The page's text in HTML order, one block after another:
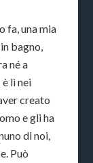
fa, una mia
bagno,
né a
lì nei
creato
e gli ha
di noi,
Può